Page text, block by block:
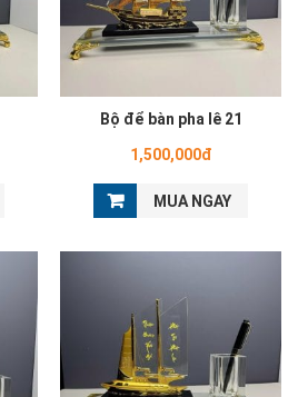
Bộ để bàn pha lê 21
1,500,000đ
MUA NGAY